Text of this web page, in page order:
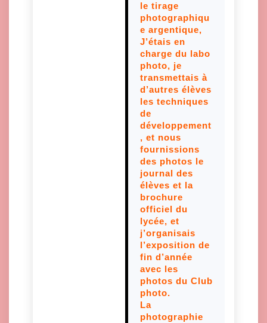
le tirage
photographiqu
e argentique,
J’étais en
charge du labo
photo, je
transmettais à
d’autres élèves
les techniques
de
développement
, et nous
fournissions
des photos le
journal des
élèves et la
brochure
officiel du
lycée, et
j’organisais
l’exposition de
fin d’année
avec les
photos du Club
photo.
La
photographie